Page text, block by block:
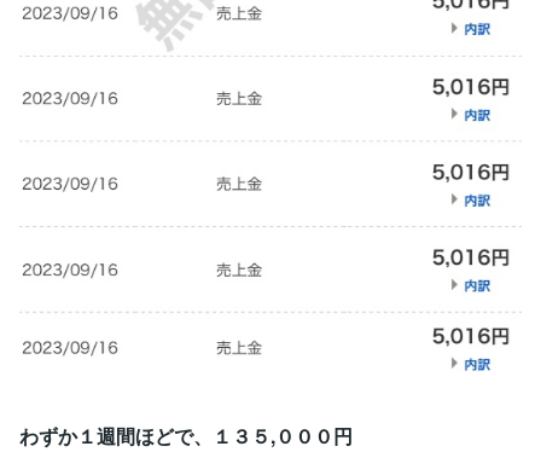
わずか１週間ほどで、１３５,０００円